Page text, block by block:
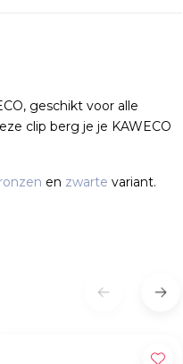
geschikt voor alle
clip berg je je KAWECO
en zwarte variant.